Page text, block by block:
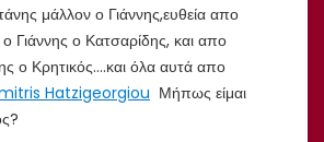
μάλλον ο Γιάννης,ευθεία απο
Γιάννης ο Κατσαρίδης, και απο
ο Κρητικός….και όλα αυτά απο
Hatzigeorgiou Μήπως είμαι